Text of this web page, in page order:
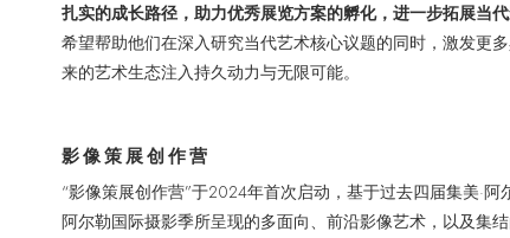
扎实的成长路径，助力优秀展览方案的孵化，进一步拓展当
希望帮助他们在深入研究当代艺术核心议题的同时，激发更
来的艺术生态注入持久动力与无限可能。
影像策展创作营
“影像策展创作营”于2024年首次启动，基于过去四届集美·
阿尔勒国际摄影季所呈现的多面向、前沿影像艺术，以及集